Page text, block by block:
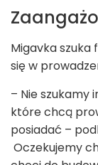
Migavka
się w
– Nie szukamy
które chcą
posiadać –
Oczekujemy